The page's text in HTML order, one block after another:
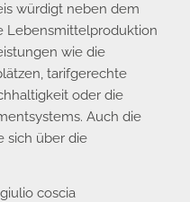
würdigt neben dem
Lebensmittelproduktion
wie die
tarifgerechte
oder die
Auch die
sich über die
coscia